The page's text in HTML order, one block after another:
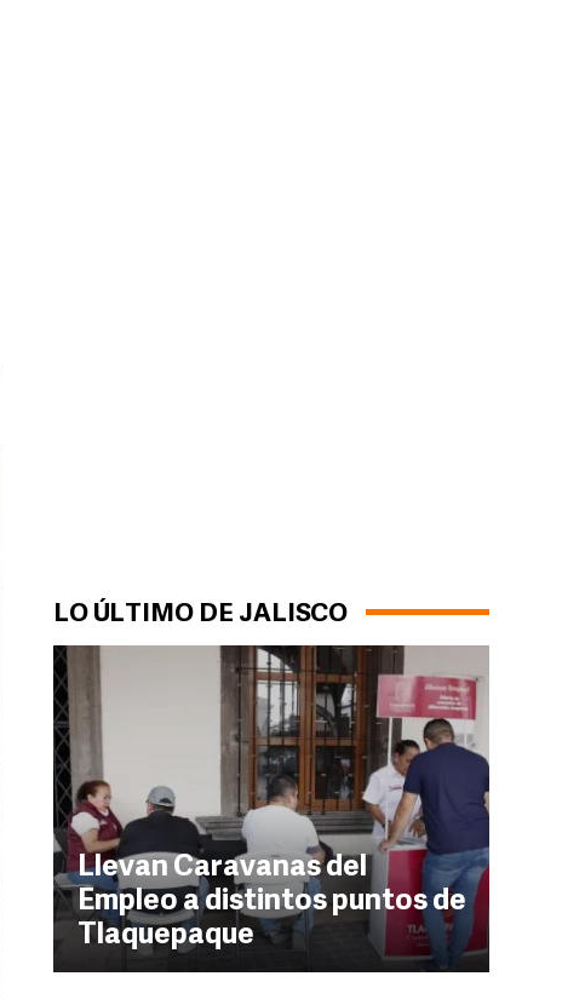
LO ÚLTIMO DE JALISCO
Llevan Caravanas del
Empleo a distintos puntos de
Tlaquepaque